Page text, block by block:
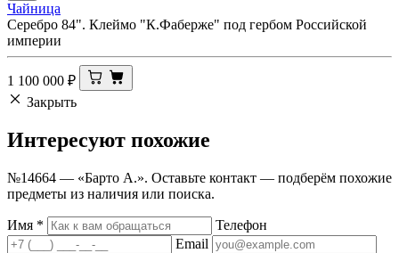
Чайница
Серебро 84". Клеймо "К.Фаберже" под гербом Российской
империи
1 100 000 ₽
Закрыть
Интересуют похожие
№14664 — «Барто А.». Оставьте контакт — подберём похожие
предметы из наличия или поиска.
Имя *
Телефон
Email